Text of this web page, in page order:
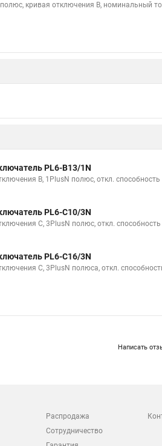
кривая отключения B, номинальный
PL6-B13/1N
B, 1PlusN полюс, откл. способность
PL6-C10/3N
С, 3PlusN полюс, откл.
PL6-C16/3N
С, 3PlusN полюса, откл.
Написать
Распродажа
Сотрудничество